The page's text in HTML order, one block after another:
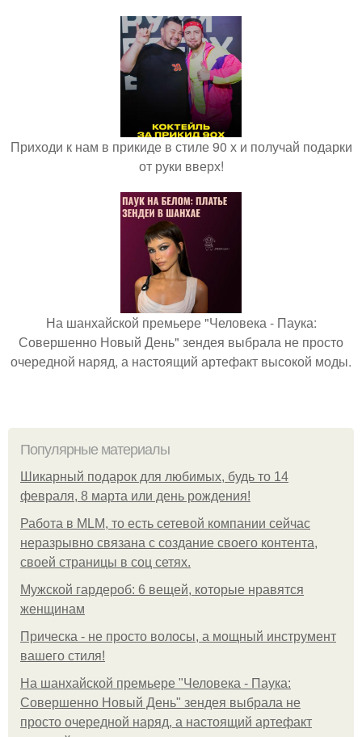
Приходи к нам в прикиде в стиле 90 х и получай подарки
от руки вверх!
На шанхайской премьере "Человека - Паука:
Совершенно Новый День" зендея выбрала не просто
очередной наряд, а настоящий артефакт высокой моды.
Популярные материалы
Шикарный подарок для любимых, будь то 14
февраля, 8 марта или день рождения!
Работа в MLM, то есть сетевой компании сейчас
неразрывно связана с создание своего контента,
своей страницы в соц сетях.
Мужской гардероб: 6 вещей, которые нравятся
женщинам
Прическа - не просто волосы, а мощный инструмент
вашего стиля!
На шанхайской премьере "Человека - Паука:
Совершенно Новый День" зендея выбрала не
просто очередной наряд, а настоящий артефакт